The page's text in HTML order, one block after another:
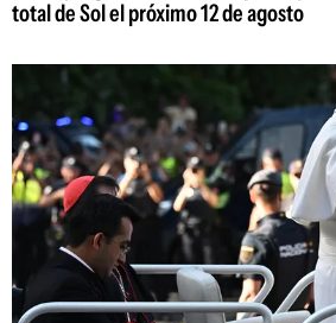
total de Sol el próximo 12 de agosto